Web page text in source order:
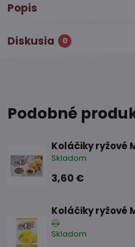
Popis
Diskusia 0
Podobné
Koláčiky ryžové
Skladom
3,60 €
Koláčiky ryžové
Skladom